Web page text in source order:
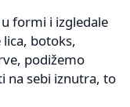
formi i izgledale
botoks,
podižemo
na sebi iznutra, to